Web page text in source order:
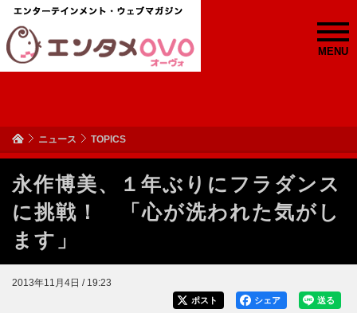
MENU
ニュース TOPICS
永作博美、１年ぶりにフラダンス
に挑戦！ 「心が洗われた気がし
ます」
2013年11月4日 / 19:23
送る
シェア
ポスト